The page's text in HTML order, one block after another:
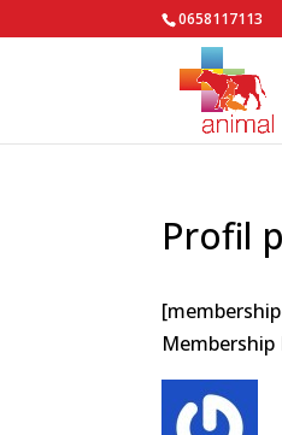
0658117113
Profil
Membership